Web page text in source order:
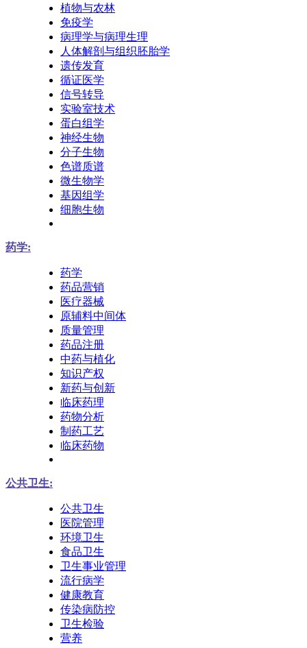
植物与农林
免疫学
病理学与病理生理
人体解剖与组织胚胎学
遗传发育
循证医学
信号转导
实验室技术
蛋白组学
神经生物
分子生物
色谱质谱
微生物学
基因组学
细胞生物
药学:
药学
药品营销
医疗器械
原辅料中间体
质量管理
药品注册
中药与植化
知识产权
新药与创新
临床药理
药物分析
制药工艺
临床药物
公共卫生:
公共卫生
医院管理
环境卫生
食品卫生
卫生事业管理
流行病学
健康教育
传染病防控
卫生检验
营养